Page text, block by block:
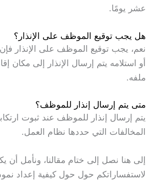
عشر يومًا.
هل يجب توقيع الموظف على الإنذار؟
نعم، يجب توقيع الموظف على الإنذار
أو استلامه يتم إرسال الإنذار إلى مكان
ملفه.
متى يتم إرسال إنذار للموظف؟
يتم إرسال إنذار للموظف عند ثبوت
المخالفات التي حددها نظام العمل.
إلى هنا نصل إلى ختام مقالنا، ونأمل أن
لاستفساراتكم حول حول كيفية إعداد